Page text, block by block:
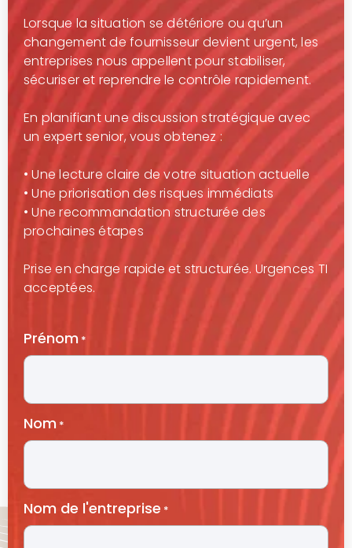
Lorsque la situation se détériore ou qu’un
changement de fournisseur devient urgent, les
entreprises nous appellent pour stabiliser,
sécuriser et reprendre le contrôle rapidement.
En planifiant une discussion stratégique avec
un expert senior, vous obtenez :
• Une lecture claire de votre situation actuelle
• Une priorisation des risques immédiats
• Une recommandation structurée des
prochaines étapes
Prise en charge rapide et structurée. Urgences TI
acceptées.
Prénom *
Nom *
Nom de l'entreprise *